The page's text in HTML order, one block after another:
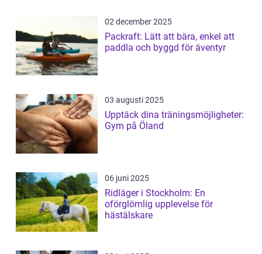
02 december 2025
Packraft: Lätt att bära, enkel att
paddla och byggd för äventyr
03 augusti 2025
Upptäck dina träningsmöjligheter:
Gym på Öland
06 juni 2025
Ridläger i Stockholm: En
oförglömlig upplevelse för
hästälskare